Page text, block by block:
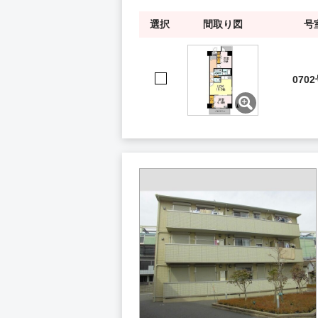
選択 間取り図 号
0702